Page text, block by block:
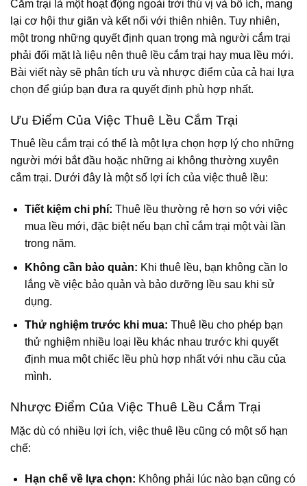
Cắm trại là một hoạt động ngoài trời thú vị và bổ ích, mang
lại cơ hội thư giãn và kết nối với thiên nhiên. Tuy nhiên,
một trong những quyết định quan trọng mà người cắm trại
phải đối mặt là liệu nên thuê lều cắm trại hay mua lều mới.
Bài viết này sẽ phân tích ưu và nhược điểm của cả hai lựa
chọn để giúp bạn đưa ra quyết định phù hợp nhất.
Ưu Điểm Của Việc Thuê Lều Cắm Trại
Thuê lều cắm trại có thể là một lựa chọn hợp lý cho những
người mới bắt đầu hoặc những ai không thường xuyên
cắm trại. Dưới đây là một số lợi ích của việc thuê lều:
Tiết kiệm chi phí: Thuê lều thường rẻ hơn so với việc
mua lều mới, đặc biệt nếu bạn chỉ cắm trại một vài lần
trong năm.
Không cần bảo quản: Khi thuê lều, bạn không cần lo
lắng về việc bảo quản và bảo dưỡng lều sau khi sử
dụng.
Thử nghiệm trước khi mua: Thuê lều cho phép bạn
thử nghiệm nhiều loại lều khác nhau trước khi quyết
định mua một chiếc lều phù hợp nhất với nhu cầu của
mình.
Nhược Điểm Của Việc Thuê Lều Cắm Trại
Mặc dù có nhiều lợi ích, việc thuê lều cũng có một số hạn
chế:
Hạn chế về lựa chọn: Không phải lúc nào bạn cũng có